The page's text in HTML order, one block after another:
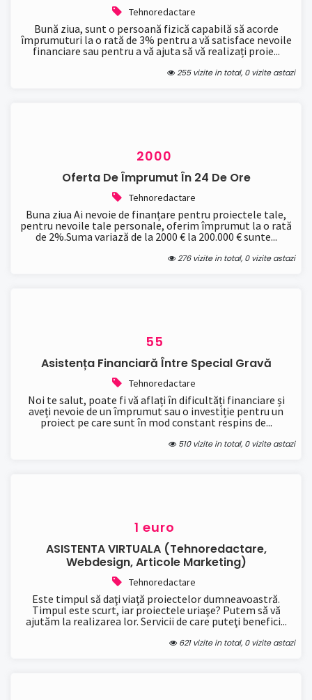
Tehnoredactare
Bună ziua, sunt o persoană fizică capabilă să acorde
împrumuturi la o rată de 3% pentru a vă satisface nevoile
financiare sau pentru a vă ajuta să vă realizați proie...
255 vizite in total, 0 vizite astazi
2000
Oferta De Împrumut În 24 De Ore
Tehnoredactare
Buna ziua Ai nevoie de finanțare pentru proiectele tale,
pentru nevoile tale personale, oferim împrumut la o rată
de 2%.Suma variază de la 2000 € la 200.000 € sunte...
276 vizite in total, 0 vizite astazi
55
Asistența Financiară Între Special Gravă
Tehnoredactare
Noi te salut, poate fi vă aflați în dificultăți financiare și
aveți nevoie de un împrumut sau o investiție pentru un
proiect pe care sunt în mod constant respins de...
510 vizite in total, 0 vizite astazi
1 euro
ASISTENTA VIRTUALA (tehnoredactare,
Webdesign, Articole Marketing)
Tehnoredactare
Este timpul să daţi viaţă proiectelor dumneavoastră.
Timpul este scurt, iar proiectele uriaşe? Putem să vă
ajutăm la realizarea lor. Servicii de care puteţi benefici...
621 vizite in total, 0 vizite astazi